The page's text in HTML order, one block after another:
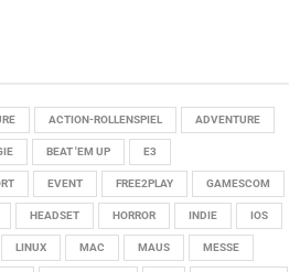
ACTION-ROLLENSPIEL ADVENTURE
BEAT 'EM UP E3
EVENT FREE2PLAY GAMESCOM
HEADSET HORROR INDIE IOS
LINUX MAC MAUS MESSE